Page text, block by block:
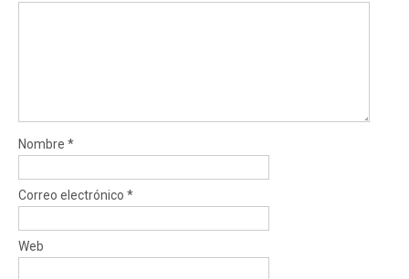
Nombre *
Correo electrónico *
Web